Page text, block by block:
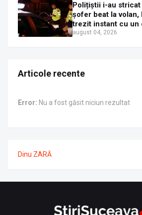
Polițiștii i-au
șofer beat la volan,
trezit instant cu un
august 04, 2026
Articole recente
Error: Nu a fost găsit niciun rezultat
Dinu ZARĂ